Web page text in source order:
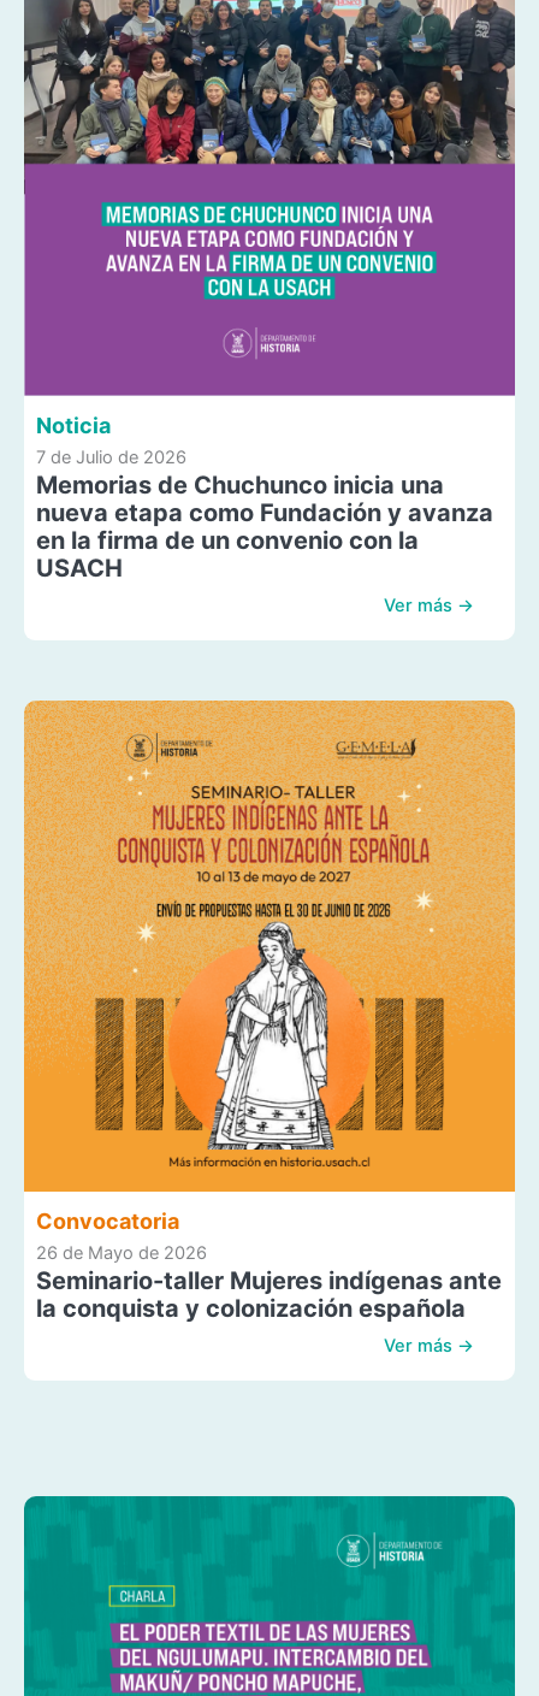
Noticia
7 de Julio de 2026
Memorias de Chuchunco inicia una
nueva etapa como Fundación y avanza
en la firma de un convenio con la
USACH
Ver más →
Convocatoria
26 de Mayo de 2026
Seminario-taller Mujeres indígenas ante
la conquista y colonización española
Ver más →